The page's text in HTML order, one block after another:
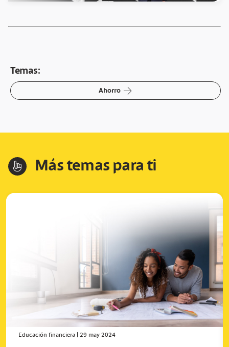
Temas:
Ahorro arrow-right
hand-index Más temas para ti
Educación financiera 29 may 2024